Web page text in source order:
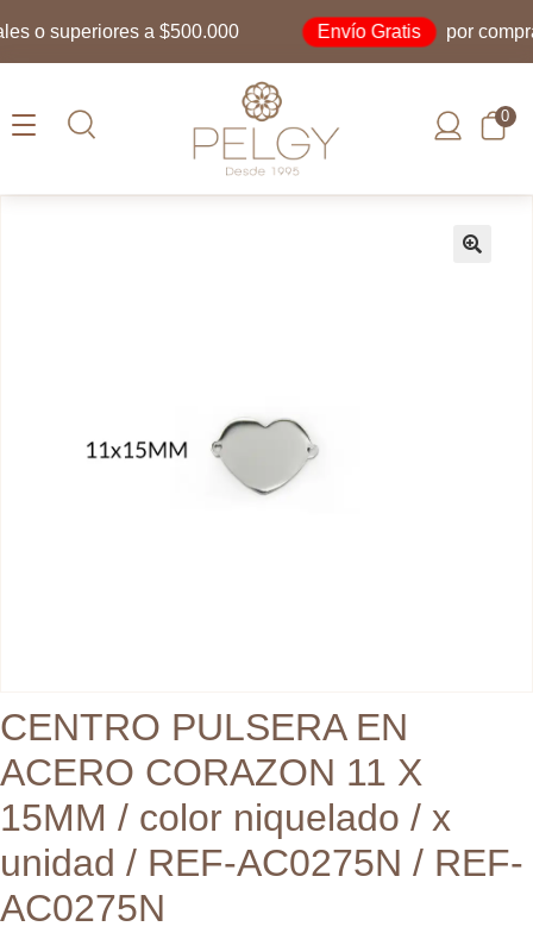
o superiores a $500.000 Envío Gratis por
0
CENTRO PULSERA EN
ACERO CORAZON 11 X
15MM / color niquelado / x
unidad / REF-AC0275N / REF-
AC0275N